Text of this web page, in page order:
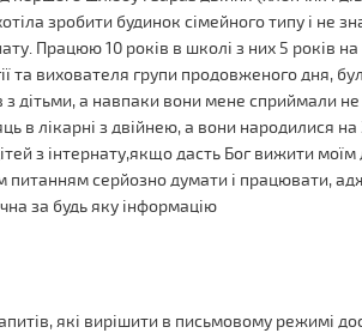
зробити будинок сімейного типу і не
Працюю 10 років в школі з них 5 років на
та вихователя групи продовженого дня,
з дітьми, а навпаки вони мене сприймали
в лікарні з двійнею, а вони народилися на
з інтернату,якщо дасть Бог вижити моїм
серйозно думати і працювати,
за будь яку інформацію
які вирішити в письмовому режимі